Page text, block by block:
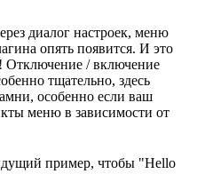
диалог настроек, меню
опять появится. И это
Отключение / включение
тщательно, здесь
особенно если ваш
меню в зависимости от
пример, чтобы "Hello